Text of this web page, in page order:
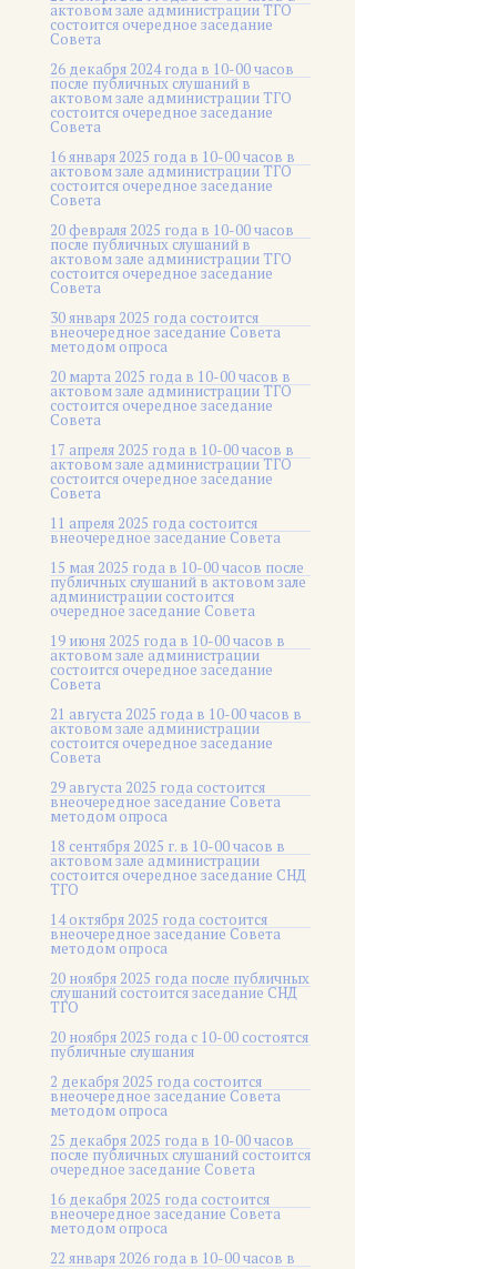
актовом зале администрации ТГО
состоится очередное заседание
Совета
26 декабря 2024 года в 10-00 часов
после публичных слушаний в
актовом зале администрации ТГО
состоится очередное заседание
Совета
16 января 2025 года в 10-00 часов в
актовом зале администрации ТГО
состоится очередное заседание
Совета
20 февраля 2025 года в 10-00 часов
после публичных слушаний в
актовом зале администрации ТГО
состоится очередное заседание
Совета
30 января 2025 года состоится
внеочередное заседание Совета
методом опроса
20 марта 2025 года в 10-00 часов в
актовом зале администрации ТГО
состоится очередное заседание
Совета
17 апреля 2025 года в 10-00 часов в
актовом зале администрации ТГО
состоится очередное заседание
Совета
11 апреля 2025 года состоится
внеочередное заседание Совета
15 мая 2025 года в 10-00 часов после
публичных слушаний в актовом зале
администрации состоится
очередное заседание Совета
19 июня 2025 года в 10-00 часов в
актовом зале администрации
состоится очередное заседание
Совета
21 августа 2025 года в 10-00 часов в
актовом зале администрации
состоится очередное заседание
Совета
29 августа 2025 года состоится
внеочередное заседание Совета
методом опроса
18 сентября 2025 г. в 10-00 часов в
актовом зале администрации
состоится очередное заседание СНД
ТГО
14 октября 2025 года состоится
внеочередное заседание Совета
методом опроса
20 ноября 2025 года после публичных
слушаний состоится заседание СНД
ТГО
20 ноября 2025 года c 10-00 состоятся
публичные слушания
2 декабря 2025 года состоится
внеочередное заседание Совета
методом опроса
25 декабря 2025 года в 10-00 часов
после публичных слушаний состоится
очередное заседание Совета
16 декабря 2025 года состоится
внеочередное заседание Совета
методом опроса
22 января 2026 года в 10-00 часов в